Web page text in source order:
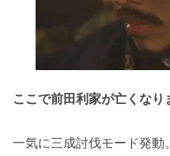
ここで前田利家が亡くなり
一気に三成討伐モード発